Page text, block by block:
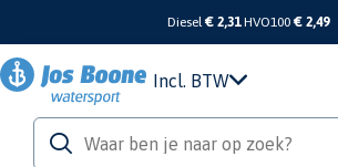
Diesel€ 2,31 HVO100 € 2,49
Incl. BTW